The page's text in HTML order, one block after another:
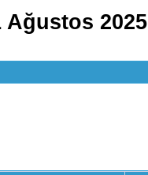
Ağustos 2025